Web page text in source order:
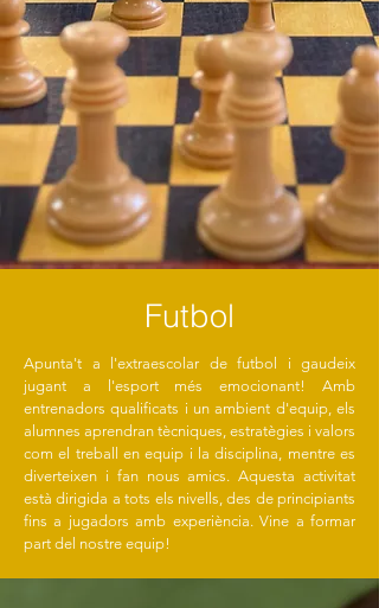
Futbol
Apunta't a l'extraescolar de futbol i gaudeix
jugant a l'esport més emocionant! Amb
entrenadors qualificats i un ambient d'equip, els
alumnes aprendran tècniques, estratègies i valors
com el treball en equip i la disciplina, mentre es
diverteixen i fan nous amics. Aquesta activitat
està dirigida a tots els nivells, des de principiants
fins a jugadors amb experiència. Vine a formar
part del nostre equip!